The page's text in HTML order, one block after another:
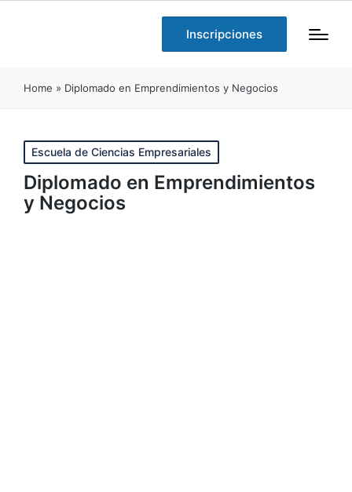
Inscripciones
Home » Diplomado en Emprendimientos y Negocios
Publicado
en
Escuela de Ciencias Empresariales
Diplomado en Emprendimientos
y Negocios